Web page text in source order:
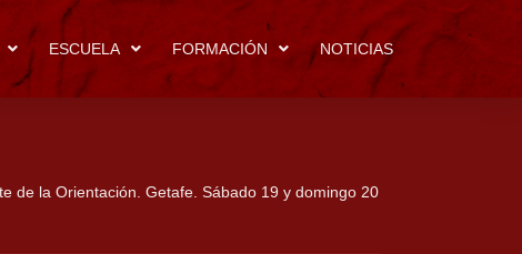
ESCUELA FORMACIÓN NOTICIAS
de la Orientación. Getafe. Sábado 19 y domingo 20